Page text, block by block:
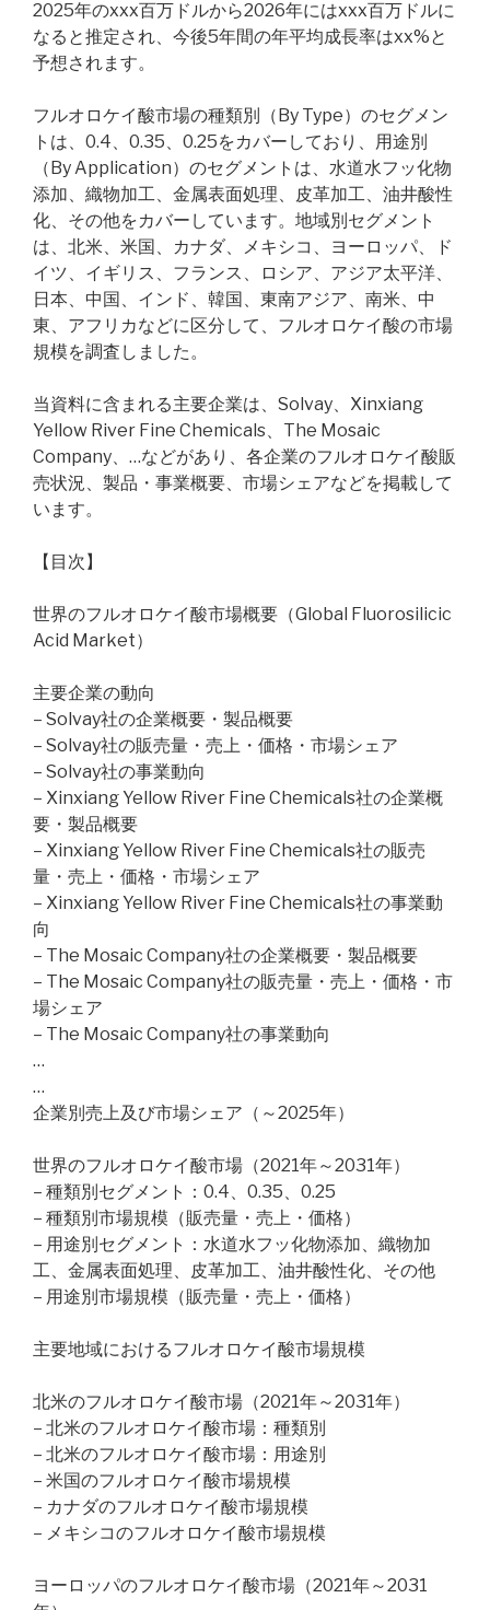
2025年のxxx百万ドルから2026年にはxxx百万ドルに
なると推定され、今後5年間の年平均成長率はxx%と
予想されます。
フルオロケイ酸市場の種類別（By Type）のセグメン
トは、0.4、0.35、0.25をカバーしており、用途別
（By Application）のセグメントは、水道水フッ化物
添加、織物加工、金属表面処理、皮革加工、油井酸性
化、その他をカバーしています。地域別セグメント
は、北米、米国、カナダ、メキシコ、ヨーロッパ、ド
イツ、イギリス、フランス、ロシア、アジア太平洋、
日本、中国、インド、韓国、東南アジア、南米、中
東、アフリカなどに区分して、フルオロケイ酸の市場
規模を調査しました。
当資料に含まれる主要企業は、Solvay、Xinxiang
Yellow River Fine Chemicals、The Mosaic
Company、…などがあり、各企業のフルオロケイ酸販
売状況、製品・事業概要、市場シェアなどを掲載して
います。
【目次】
世界のフルオロケイ酸市場概要（Global Fluorosilicic
Acid Market）
主要企業の動向
– Solvay社の企業概要・製品概要
– Solvay社の販売量・売上・価格・市場シェア
– Solvay社の事業動向
– Xinxiang Yellow River Fine Chemicals社の企業概
要・製品概要
– Xinxiang Yellow River Fine Chemicals社の販売
量・売上・価格・市場シェア
– Xinxiang Yellow River Fine Chemicals社の事業動
向
– The Mosaic Company社の企業概要・製品概要
– The Mosaic Company社の販売量・売上・価格・市
場シェア
– The Mosaic Company社の事業動向
…
…
企業別売上及び市場シェア（～2025年）
世界のフルオロケイ酸市場（2021年～2031年）
– 種類別セグメント：0.4、0.35、0.25
– 種類別市場規模（販売量・売上・価格）
– 用途別セグメント：水道水フッ化物添加、織物加
工、金属表面処理、皮革加工、油井酸性化、その他
– 用途別市場規模（販売量・売上・価格）
主要地域におけるフルオロケイ酸市場規模
北米のフルオロケイ酸市場（2021年～2031年）
– 北米のフルオロケイ酸市場：種類別
– 北米のフルオロケイ酸市場：用途別
– 米国のフルオロケイ酸市場規模
– カナダのフルオロケイ酸市場規模
– メキシコのフルオロケイ酸市場規模
ヨーロッパのフルオロケイ酸市場（2021年～2031